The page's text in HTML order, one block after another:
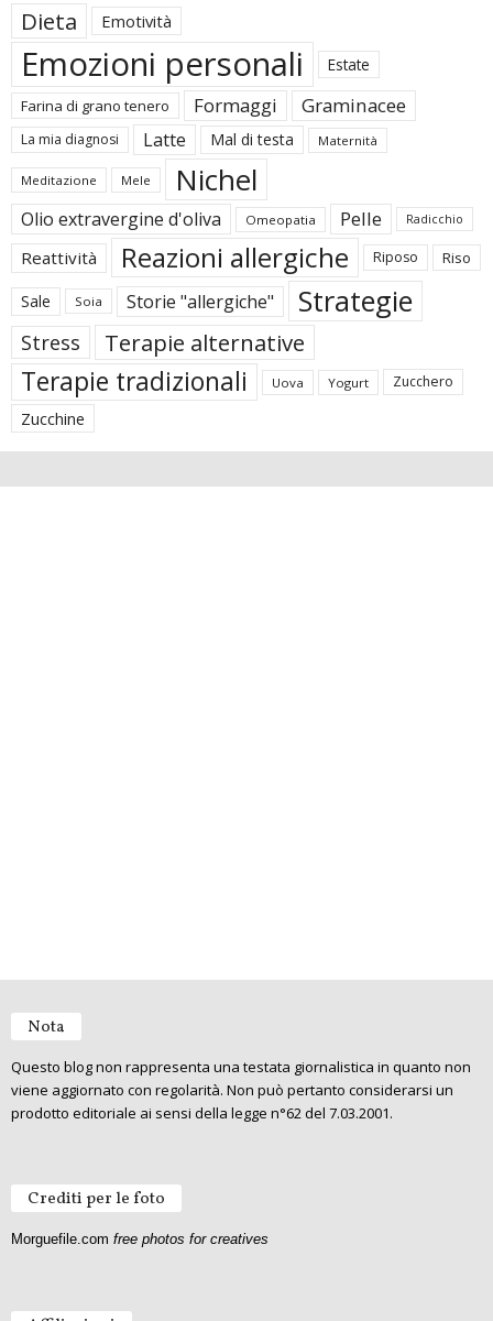
Dieta Emotività
Emozioni personali Estate
Farina di grano tenero Formaggi Graminacee
La mia diagnosi Latte Mal di testa Maternità
Meditazione Mele Nichel
Olio extravergine d'oliva Omeopatia Pelle Radicchio
Reattività Reazioni allergiche Riposo Riso
Sale Soia Storie "allergiche" Strategie
Stress Terapie alternative
Terapie tradizionali Uova Yogurt Zucchero
Zucchine
Nota
Questo blog non rappresenta una testata giornalistica in quanto non
viene aggiornato con regolarità. Non può pertanto considerarsi un
prodotto editoriale ai sensi della legge n°62 del 7.03.2001.
Crediti per le foto
Morguefile.com free photos for creatives